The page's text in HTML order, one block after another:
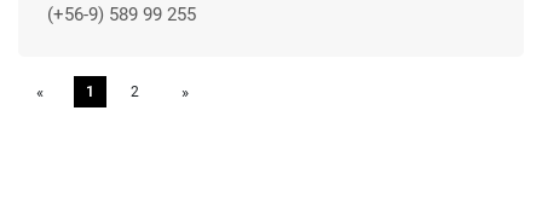
(+56-9) 589 99 255
« Previous
1 2 »